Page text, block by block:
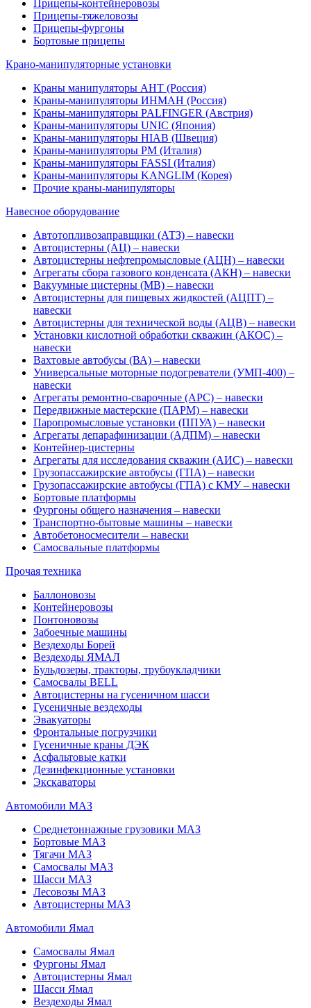
Прицепы-контейнеровозы
Прицепы-тяжеловозы
Прицепы-фургоны
Бортовые прицепы
Крано-манипуляторные установки
Краны манипуляторы АНТ (Россия)
Краны-манипуляторы ИНМАН (Россия)
Краны-манипуляторы PALFINGER (Австрия)
Краны-манипуляторы UNIC (Япония)
Краны-манипуляторы HIAB (Швеция)
Краны-манипуляторы PM (Италия)
Краны-манипуляторы FASSI (Италия)
Краны-манипуляторы KANGLIM (Корея)
Прочие краны-манипуляторы
Навесное оборудование
Автотопливозаправщики (АТЗ) – навески
Автоцистерны (АЦ) – навески
Автоцистерны нефтепромысловые (АЦН) – навески
Агрегаты сбора газового конденсата (АКН) – навески
Вакуумные цистерны (МВ) – навески
Автоцистерны для пищевых жидкостей (АЦПТ) –
навески
Автоцистерны для технической воды (АЦВ) – навески
Установки кислотной обработки скважин (АКОС) –
навески
Вахтовые автобусы (ВА) – навески
Универсальные моторные подогреватели (УМП-400) –
навески
Агрегаты ремонтно-сварочные (АРС) – навески
Передвижные мастерские (ПАРМ) – навески
Паропромысловые установки (ППУА) – навески
Агрегаты депарафинизации (АДПМ) – навески
Контейнер-цистерны
Агрегаты для исследования скважин (АИС) – навески
Грузопассажирские автобусы (ГПА) – навески
Грузопассажирские автобусы (ГПА) с КМУ – навески
Бортовые платформы
Фургоны общего назначения – навески
Транспортно-бытовые машины – навески
Автобетоносмесители – навески
Самосвальные платформы
Прочая техника
Баллоновозы
Контейнеровозы
Понтоновозы
Забоечные машины
Вездеходы Борей
Вездеходы ЯМАЛ
Бульдозеры, тракторы, трубоукладчики
Самосвалы BELL
Автоцистерны на гусеничном шасси
Гусеничные вездеходы
Эвакуаторы
Фронтальные погрузчики
Гусеничные краны ДЭК
Асфальтовые катки
Дезинфекционные установки
Экскаваторы
Автомобили МАЗ
Среднетоннажные грузовики МАЗ
Бортовые МАЗ
Тягачи МАЗ
Самосвалы МАЗ
Шасси МАЗ
Лесовозы МАЗ
Автоцистерны МАЗ
Автомобили Ямал
Самосвалы Ямал
Фургоны Ямал
Автоцистерны Ямал
Шасси Ямал
Вездеходы Ямал